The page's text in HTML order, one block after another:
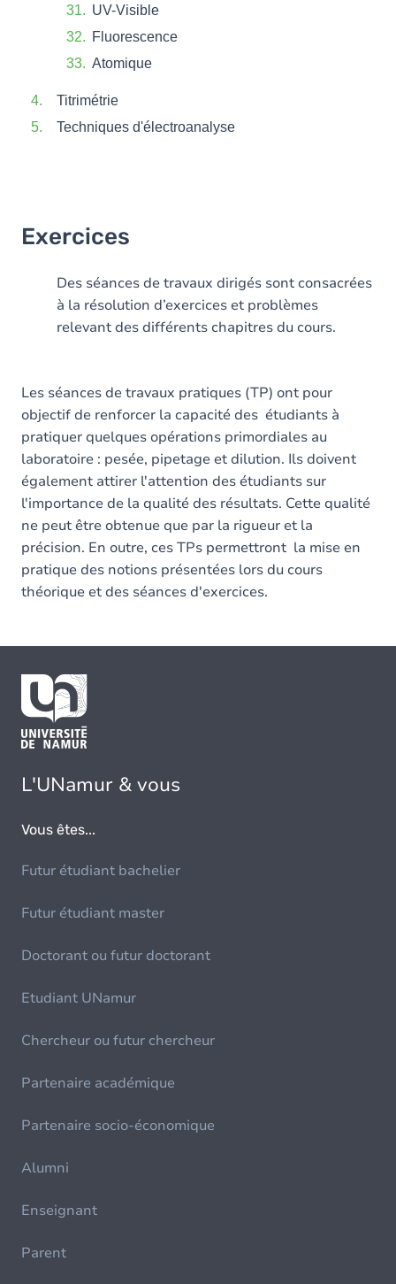
UV-Visible
Fluorescence
Atomique
Titrimétrie
Techniques d'électroanalyse
Exercices
Des séances de travaux dirigés sont consacrées
à la résolution d’exercices et problèmes
relevant des différents chapitres du cours.
Les séances de travaux pratiques (TP) ont pour
objectif de renforcer la capacité des étudiants à
pratiquer quelques opérations primordiales au
laboratoire : pesée, pipetage et dilution. Ils doivent
également attirer l'attention des étudiants sur
l'importance de la qualité des résultats. Cette qualité
ne peut être obtenue que par la rigueur et la
précision. En outre, ces TPs permettront la mise en
pratique des notions présentées lors du cours
théorique et des séances d'exercices.
L'UNamur & vous
Vous êtes...
Futur étudiant bachelier
Futur étudiant master
Doctorant ou futur doctorant
Etudiant UNamur
Chercheur ou futur chercheur
Partenaire académique
Partenaire socio-économique
Alumni
Enseignant
Parent